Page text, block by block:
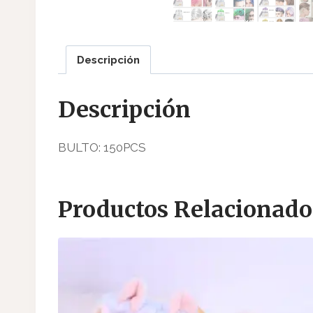
Descripción
Descripción
BULTO: 150PCS
Productos